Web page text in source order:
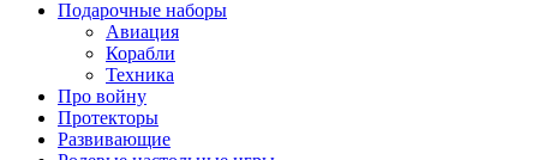
Подарочные наборы
Авиация
Корабли
Техника
Про войну
Протекторы
Развивающие